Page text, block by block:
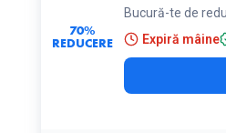
70%
REDUCERE
Bucură-te de
Expiră mâine